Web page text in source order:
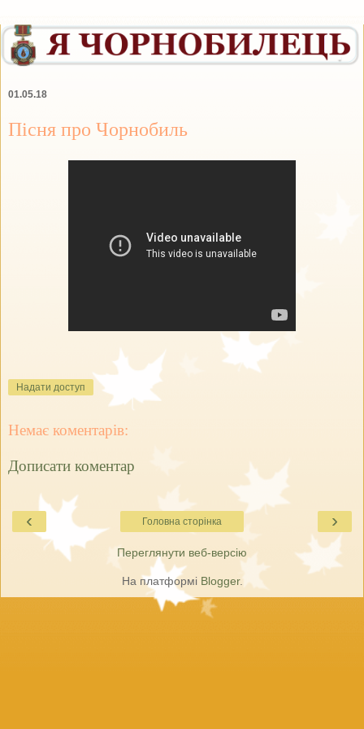
01.05.18
Пісня про Чорнобиль
Надати доступ
Немає коментарів:
Дописати коментар
‹ ›
Головна сторінка
Переглянути веб-версію
На платформі Blogger.